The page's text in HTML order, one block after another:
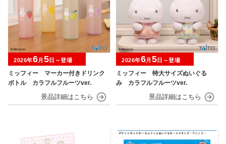
ミッフィー マーカー付きドリンク
ボトル カラフルフルーツver.
2026年6月 5日～登場
ミッフィー 特大サイズぬいぐる
み カラフルフルーツver.
2026年6月 5日～登場